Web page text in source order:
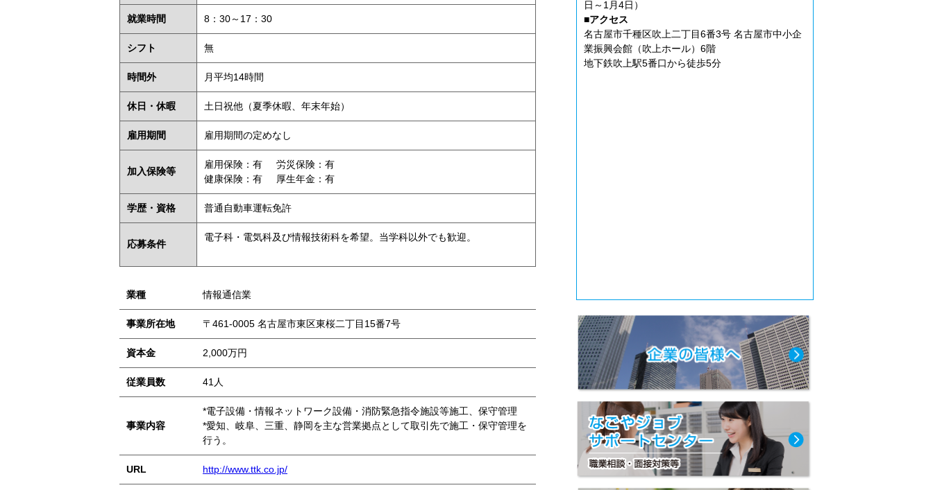
就業時間 8：30～17：30
シフト 無
時間外 月平均14時間
休日・休暇 土日祝他（夏季休暇、年末年始）
雇用期間 雇用期間の定めなし
加入保険等
雇用保険：有
労災保険：有
健康保険：有
厚生年金：有
学歴・資格 普通自動車運転免許
応募条件
電子科・電気科及び情報技術科を希望。当学科以外でも歓迎。
業種 情報通信業
事業所在地 〒461-0005 名古屋市東区東桜二丁目15番7号
資本金 2,000万円
従業員数 41人
事業内容
*電子設備・情報ネットワーク設備・消防緊急指令施設等施工、保守管理
*愛知、岐阜、三重、静岡を主な営業拠点として取引先で施工・保守管理を
行う。
URL http://www.ttk.co.jp/
日～1月4日）
■アクセス
名古屋市千種区吹上二丁目6番3号 名古屋市中小企
業振興会館（吹上ホール）6階
地下鉄吹上駅5番口から徒歩5分